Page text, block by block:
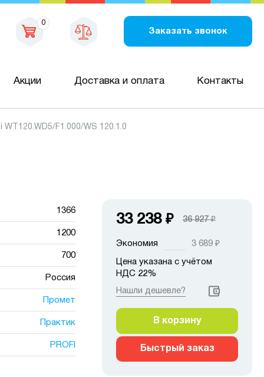
0
Заказать звонок
Акции Доставка и оплата Контакты
WT120.WD5/F1.000/WS 120.1.0
1366
1200
700
Россия
Промет
Практик
PROFI
33 238 ₽ 36 927₽
Экономия 3 689 ₽
Цена указана с учётом
НДС 22%
Нашли дешевле?
В корзину
Быстрый заказ